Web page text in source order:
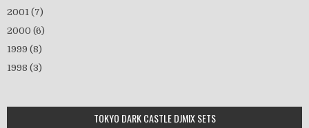
2001 (7)
2000 (6)
1999 (8)
1998 (3)
TOKYO DARK CASTLE DJMIX SETS